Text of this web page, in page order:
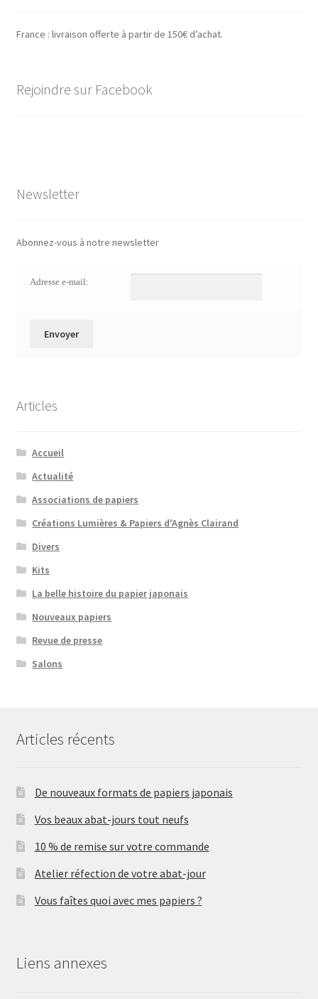
France : livraison offerte à partir de 150€ d’achat.
Rejoindre sur Facebook
Newsletter
Abonnez-vous à notre newsletter
Adresse e-mail:
Articles
Accueil
Actualité
Associations de papiers
Créations Lumières & Papiers d'Agnès Clairand
Divers
Kits
La belle histoire du papier japonais
Nouveaux papiers
Revue de presse
Salons
Articles récents
De nouveaux formats de papiers japonais
Vos beaux abat-jours tout neufs
10 % de remise sur votre commande
Atelier réfection de votre abat-jour
Vous faîtes quoi avec mes papiers ?
Liens annexes